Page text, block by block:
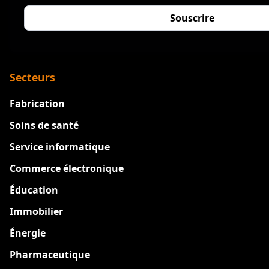
Secteurs
Fabrication
Soins de santé
Service informatique
Commerce électronique
Éducation
Immobilier
Énergie
Pharmaceutique